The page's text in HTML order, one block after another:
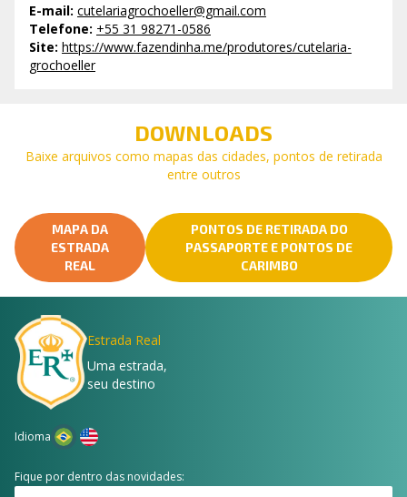
E-mail: cutelariagrochoeller@gmail.com
Telefone: +55 31 98271-0586
Site: https://www.fazendinha.me/produtores/cutelaria-
grochoeller
DOWNLOADS
Baixe arquivos como mapas das cidades, pontos de retirada
entre outros
MAPA DA
ESTRADA
REAL
PONTOS DE RETIRADA DO
PASSAPORTE E PONTOS DE
CARIMBO
Estrada Real
Uma estrada,
seu destino
Idioma
Fique por dentro das novidades: